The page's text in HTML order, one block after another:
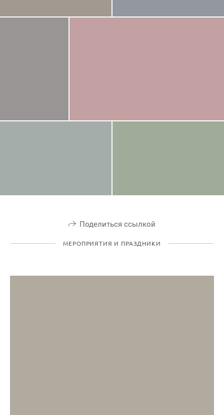
Поделиться ссылкой
МЕРОПРИЯТИЯ И ПРАЗДНИКИ